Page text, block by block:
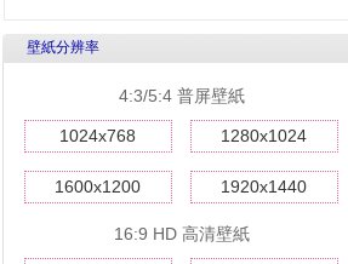
壁紙分辨率
4:3/5:4 普屏壁紙
1024x768 1280x1024
1600x1200 1920x1440
16:9 HD 高清壁紙